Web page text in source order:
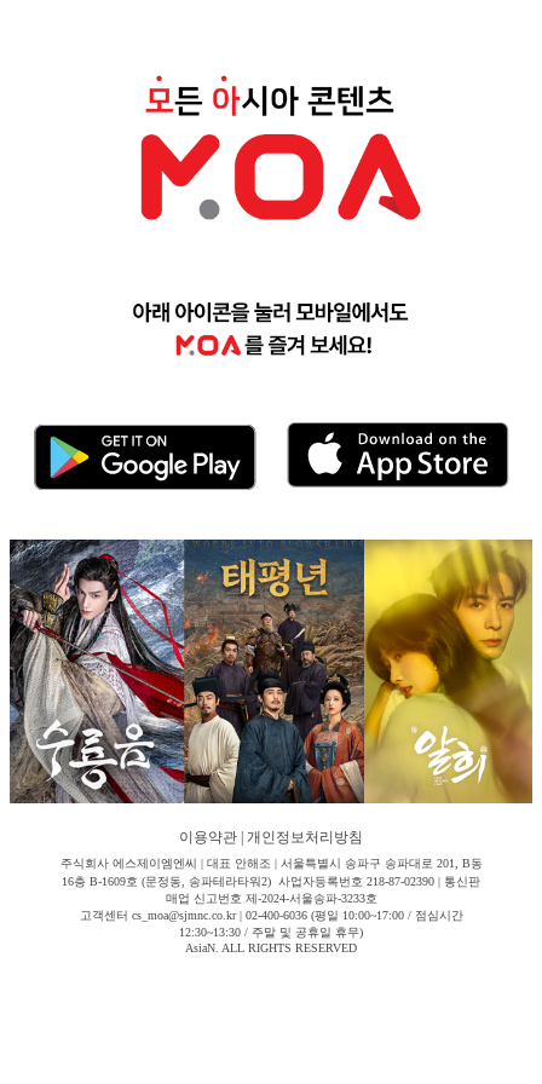
이용약관 개인정보처리방침
주식회사 에스제이엠엔씨 | 대표 안해조 | 서울특별시 송파구 송파대로 201, B동
16층 B-1609호 (문정동, 송파테라타워2) 사업자등록번호 218-87-02390 | 통신판
매업 신고번호 제-2024-서울송파-3233호
고객센터 cs_moa@sjmnc.co.kr | 02-400-6036 (평일 10:00~17:00 / 점심시간
12:30~13:30 / 주말 및 공휴일 휴무)
AsiaN. ALL RIGHTS RESERVED